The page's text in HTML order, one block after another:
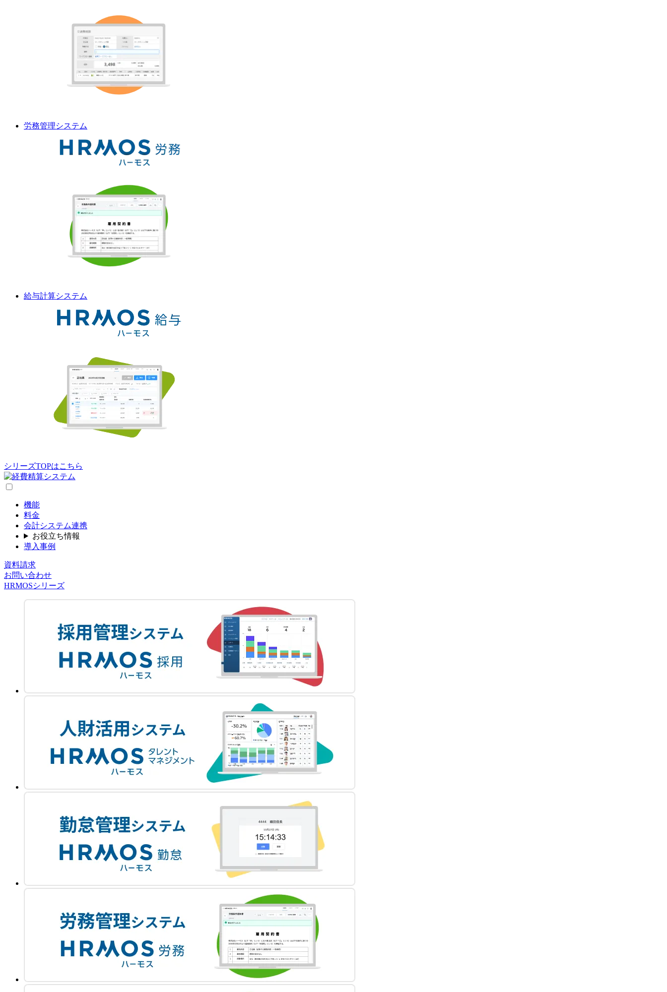
労務管理システム
給与計算システム
シリーズTOPはこちら
機能
料金
会計システム連携
お役立ち情報
導入事例
資料請求
お問い合わせ
HRMOSシリーズ